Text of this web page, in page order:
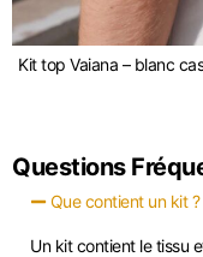
Kit top Vaiana – blanc
Questions
Que contient un kit ?
Un kit contient le tissu